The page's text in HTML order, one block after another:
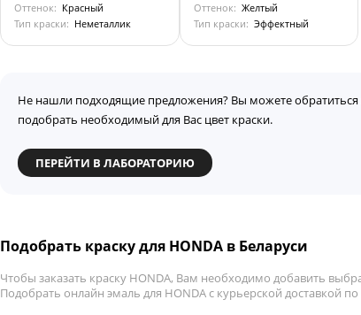
Оттенок: Красный
Тип краски: Неметаллик
Оттенок: Желтый
Тип краски: Эффектный
Не нашли подходящие предложения? Вы можете
подобрать необходимый для Вас цвет краски.
ПЕРЕЙТИ В ЛАБОРАТОРИЮ
Подобрать краску для HONDA в Беларуси
Чтобы заказать краску HONDA, Вам необходимо добавить
Подобрать онлайн эмаль для HONDA с курьерской доставкой по